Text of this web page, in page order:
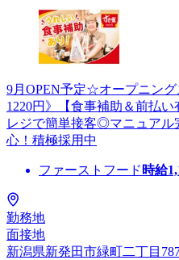
9月OPEN予定☆オープニン
1220円》【食事補助＆前払
レジで簡単接客◎マニュアル
心！積極採用中
ファーストフード 時給
勤務地
面接地
新潟県新発田市緑町二丁目